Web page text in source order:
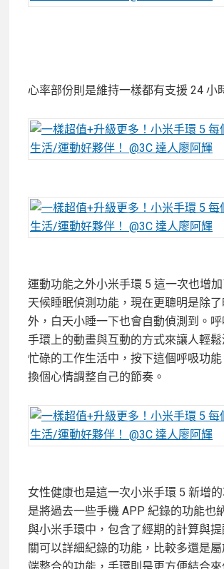
心率部份則是維持一樣都有支援 24 小
運動功能之外小米手環 5 這一次也增
天候睡眠偵測功能，現在更聰明是除
外，白天小睡一下也會自動偵測到。
手環上的動畫與互動的方式來讓人輕
忙碌的工作生活中，按下這個呼吸功
換個心情調整自己的節奏。
女性健康也是這一次小米手環 5 新增
是將過去一些手機 APP 紀錄的功能也
與小米手環中，包含了經期的計算與
關可以詳細紀錄的功能，比較多還是